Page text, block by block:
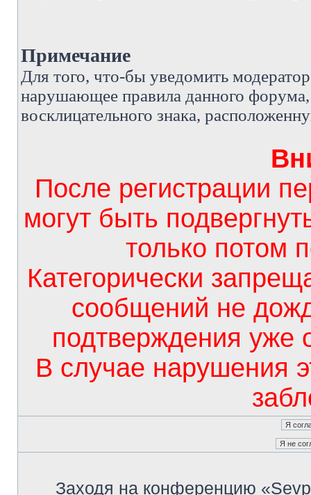
Примечание
Для того, что-бы уведомить
нарушающее правила данного форума,
восклицательного знака,
После регистрации
могут быть
только потом
Категорически
сообщений не
подтверждения уже
В случае нарушения
Заходя на конференцию